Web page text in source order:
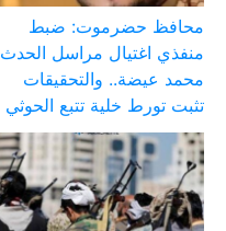
محافظ حضرموت: ضبط
منفذي اغتيال مراسل الحدث
محمد عيضة.. والتحقيقات
تثبت تورط خلية تتبع الحوثي